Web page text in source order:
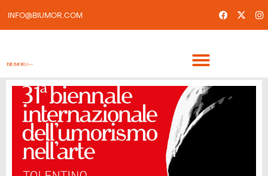
INFO@BIUMOR.COM